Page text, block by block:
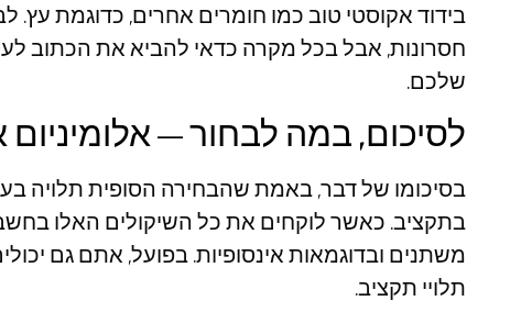
בידוד אקוסטי טוב כמו חומרים אחרים, כדוגמת עץ.
חסרונות, אבל בכל מקרה כדאי להביא את הכתוב
שלכם.
לסיכום, במה לבחור –
בסיכומו של דבר, באמת שהבחירה הסופית תלויה
בתקציב. כאשר לוקחים את כל השיקולים האלו
משתנים ובדוגמאות אינסופיות. בפועל, אתם גם
תלויי תקציב.